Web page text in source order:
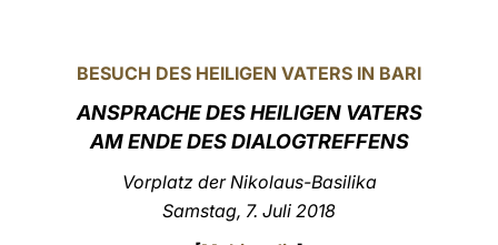
中文
LATINE
BESUCH DES HEILIGEN VATERS IN BARI
ANSPRACHE DES HEILIGEN VATERS
AM ENDE DES DIALOGTREFFENS
Vorplatz der Nikolaus-Basilika
Samstag, 7. Juli 2018